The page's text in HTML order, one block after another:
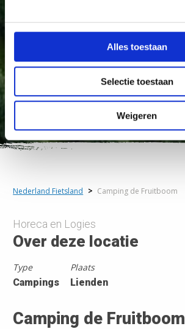
Alles toestaan
Selectie toestaan
Weigeren
Nederland Fietsland > Camping de Fruitboom
Horeca en Logies
Over deze locatie
Type
Campings
Plaats
Lienden
Camping de Fruitboom